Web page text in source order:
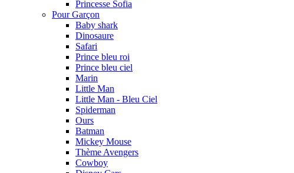
Princesse Sofia
Pour Garçon
Baby shark
Dinosaure
Safari
Prince bleu roi
Prince bleu ciel
Marin
Little Man
Little Man - Bleu Ciel
Spiderman
Ours
Batman
Mickey Mouse
Thème Avengers
Cowboy